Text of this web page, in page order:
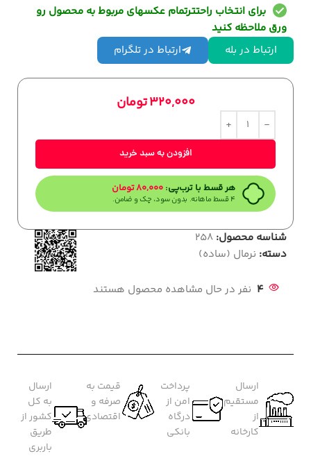
برای انتخاب راحتترتمام عکسهای مربوط به محصول رو
ورق ملاحظه کنید
ارتباط در بله
ارتباط در تلگرام
320,000تومان
افزودن به سبد خرید
هر قسط با ترب‌پی: 80,000تومان
۴ قسط ماهانه. بدون سود، چک و ضامن.
شناسه محصول: 258
دسته: نرمال (ساده)
4 نفر در حال مشاهده محصول هستند
ارسال
مستقیم
از
کارخانه
پرداخت
امن از
درگاه
بانکی
قیمت به
صرفه و
اقتصادی
ارسال
به کل
کشور از
طریق
باربری